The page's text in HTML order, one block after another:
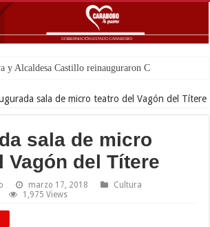
sala de micro teatro del Vagón del Títere
sala de micro
Vagón del Títere
marzo 17, 2018
Cultura
1,975 Views